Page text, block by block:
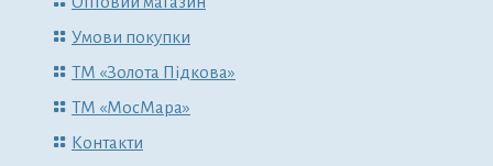
Умови покупки
ТМ «Золота Підкова»
ТМ «МосМара»
Контакти